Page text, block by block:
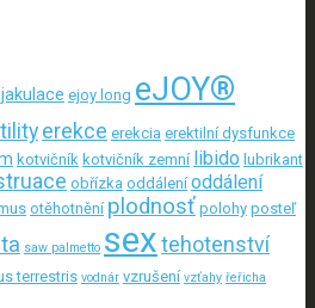
ejoy long eJOY®
erekce erekcia erektilní dysfunkce
kotvičník kotvičník zemní libido lubrikant
obřízka oddálení oddálení
otěhotnění plodnosť polohy posteľ
saw palmetto sex tehotenství
terrestris vodnár vzrušení vzťahy řeřicha